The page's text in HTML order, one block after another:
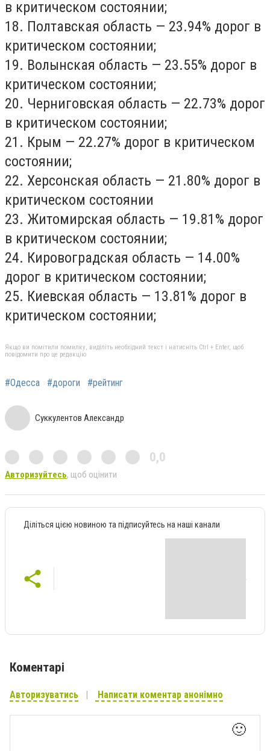
в критическом состоянии;
18. Полтавская область — 23.94% дорог в
критическом состоянии;
19. Волынская область — 23.55% дорог в
критическом состоянии;
20. Черниговская область — 22.73% дорог
в критическом состоянии;
21. Крым — 22.27% дорог в критическом
состоянии;
22. Херсонская область — 21.80% дорог в
критическом состоянии
23. Житомирская область — 19.81% дорог
в критическом состоянии;
24. Кировоградская область — 14.00%
дорог в критическом состоянии;
25. Киевская область — 13.81% дорог в
критическом состоянии;
Якщо ви помітили помилку, виділіть необхідний текст і натисніть Ctrl + Enter, щоб
повідомити про це редакцію
#Одесса #дороги #рейтинг
Суккулентов Александр
0,0
Авторизуйтесь, щоб оцінити
Діліться цією новиною та підписуйтесь на наші канали
Коментарі
Авторизуватись Написати коментар анонімно
🙂